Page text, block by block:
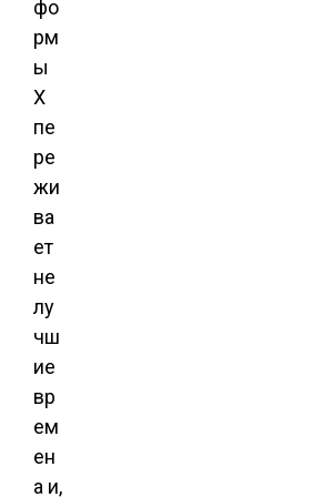
фо
рм
ы
X
пе
ре
жи
ва
ет
не
лу
чш
ие
вр
ем
ен
а и,